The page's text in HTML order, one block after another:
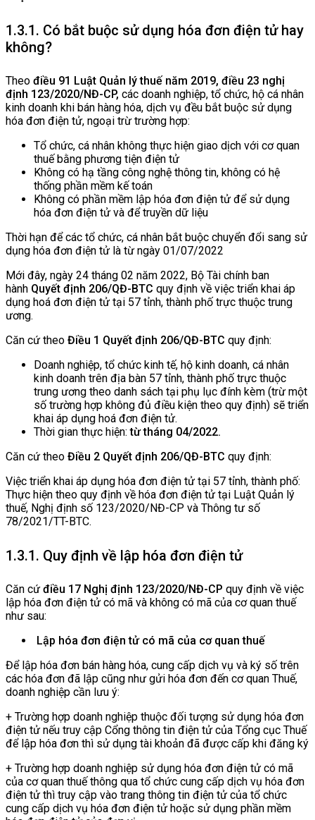
1.3.1. Có bắt buộc sử dụng hóa đơn điện tử hay
không?
Theo điều 91 Luật Quản lý thuế năm 2019, điều 23 nghị
định 123/2020/NĐ-CP, các doanh nghiệp, tổ chức, hộ cá nhân
kinh doanh khi bán hàng hóa, dịch vụ đều bắt buộc sử dụng
hóa đơn điện tử, ngoại trừ trường hợp:
Tổ chức, cá nhân không thực hiện giao dịch với cơ quan
thuế bằng phương tiện điện tử
Không có hạ tầng công nghệ thông tin, không có hệ
thống phần mềm kế toán
Không có phần mềm lập hóa đơn điện tử để sử dụng
hóa đơn điện tử và để truyền dữ liệu
Thời hạn để các tổ chức, cá nhân bắt buộc chuyển đổi sang sử
dụng hóa đơn điện tử là từ ngày 01/07/2022
Mới đây, ngày 24 tháng 02 năm 2022, Bộ Tài chính ban
hành Quyết định 206/QĐ-BTC quy định về việc triển khai áp
dụng hoá đơn điện tử tại 57 tỉnh, thành phố trực thuộc trung
ương.
Căn cứ theo Điều 1 Quyết định 206/QĐ-BTC quy định:
Doanh nghiệp, tổ chức kinh tế, hộ kinh doanh, cá nhân
kinh doanh trên địa bàn 57 tỉnh, thành phố trực thuộc
trung ương theo danh sách tại phụ lục đính kèm (trừ một
số trường hợp không đủ điều kiện theo quy định) sẽ triển
khai áp dụng hoá đơn điện tử.
Thời gian thực hiện:từ tháng 04/2022.
Căn cứ theo Điều 2 Quyết định 206/QĐ-BTC quy định:
Việc triển khai áp dụng hóa đơn điện tử tại 57 tỉnh, thành phố:
Thực hiện theo quy định về hóa đơn điện tử tại Luật Quản lý
thuế, Nghị định số 123/2020/NĐ-CP và Thông tư số
78/2021/TT-BTC.
1.3.1. Quy định về lập hóa đơn điện tử
Căn cứ điều 17 Nghị định 123/2020/NĐ-CP quy định về việc
lập hóa đơn điện tử có mã và không có mã của cơ quan thuế
như sau:
Lập hóa đơn điện tử có mã của cơ quan thuế
Để lập hóa đơn bán hàng hóa, cung cấp dịch vụ và ký số trên
các hóa đơn đã lập cũng như gửi hóa đơn đến cơ quan Thuế,
doanh nghiệp cần lưu ý:
+ Trường hợp doanh nghiệp thuộc đối tượng sử dụng hóa đơn
điện tử nếu truy cập Cổng thông tin điện tử của Tổng cục Thuế
để lập hóa đơn thì sử dụng tài khoản đã được cấp khi đăng ký
+ Trường hợp doanh nghiệp sử dụng hóa đơn điện tử có mã
của cơ quan thuế thông qua tổ chức cung cấp dịch vụ hóa đơn
điện tử thì truy cập vào trang thông tin điện tử của tổ chức
cung cấp dịch vụ hóa đơn điện tử hoặc sử dụng phần mềm